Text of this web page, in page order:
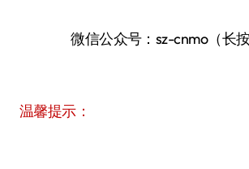
微信公众号：sz-cnmo（长按
温馨提示：